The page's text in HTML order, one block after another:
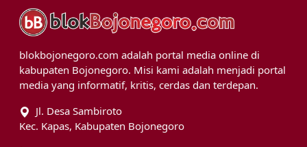
blokbojonegoro.com adalah portal media online di
kabupaten Bojonegoro. Misi kami adalah menjadi portal
media yang informatif, kritis, cerdas dan terdepan.
Jl. Desa Sambiroto
Kec. Kapas, Kabupaten Bojonegoro